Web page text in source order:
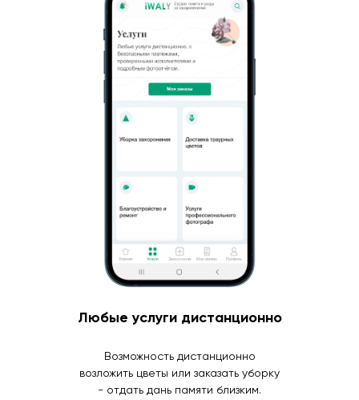
Любые услуги дистанционно
Возможность дистанционно
возложить цветы или заказать уборку
- отдать дань памяти близким.